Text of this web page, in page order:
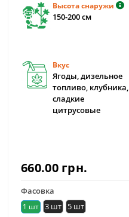
Высота снаружи
150-200 cм
Вкус
Ягоды, дизельное
топливо, клубника,
сладкие
цитрусовые
660.00 грн.
Фасовка
1 шт 3 шт
5 шт